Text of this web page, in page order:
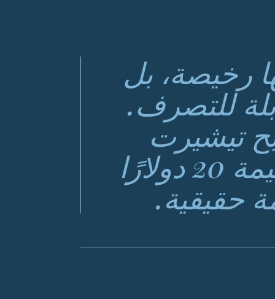
رخيصة، بل
للتصرف.
تيشيرت
بقيمة 20 دولارًا تيشيرت بقيمة 20 دولارًا
حقيقية.